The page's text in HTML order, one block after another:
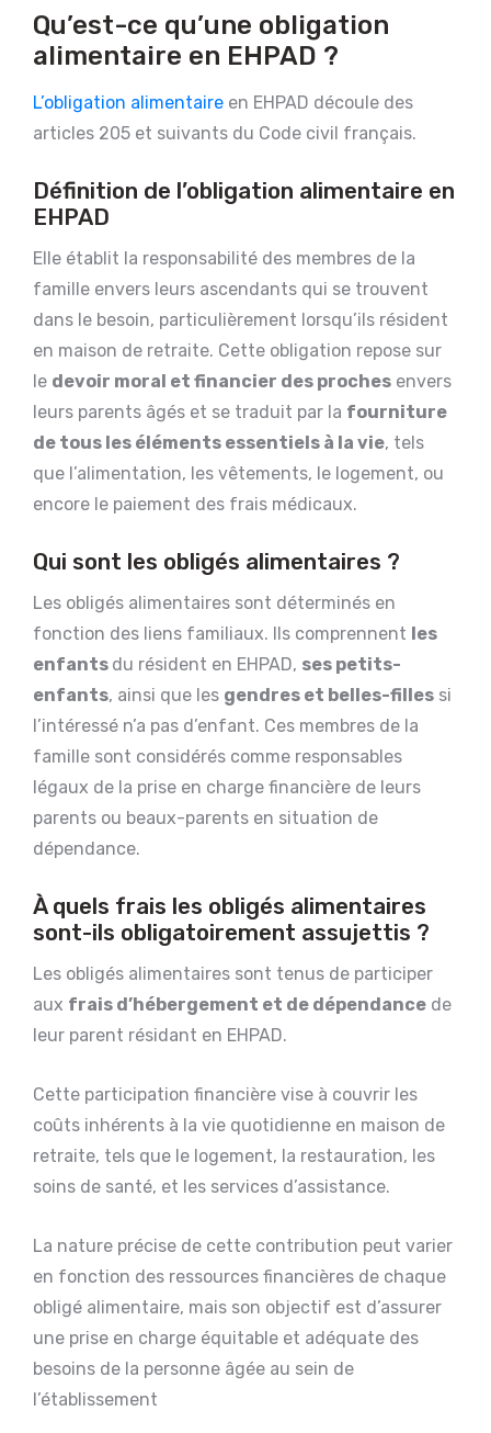
Qu’est-ce qu’une obligation
alimentaire en EHPAD ?
L’obligation alimentaire en EHPAD découle des
articles 205 et suivants du Code civil français.
Définition de l’obligation alimentaire en
EHPAD
Elle établit la responsabilité des membres de la
famille envers leurs ascendants qui se trouvent
dans le besoin, particulièrement lorsqu’ils résident
en maison de retraite. Cette obligation repose sur
le devoir moral et financier des proches envers
leurs parents âgés et se traduit par la fourniture
de tous les éléments essentiels à la vie, tels
que l’alimentation, les vêtements, le logement, ou
encore le paiement des frais médicaux.
Qui sont les obligés alimentaires ?
Les obligés alimentaires sont déterminés en
fonction des liens familiaux. Ils comprennent les
enfants du résident en EHPAD, ses petits-
enfants, ainsi que les gendres et belles-filles si
l’intéressé n’a pas d’enfant. Ces membres de la
famille sont considérés comme responsables
légaux de la prise en charge financière de leurs
parents ou beaux-parents en situation de
dépendance.
À quels frais les obligés alimentaires
sont-ils obligatoirement assujettis ?
Les obligés alimentaires sont tenus de participer
aux frais d’hébergement et de dépendance de
leur parent résidant en EHPAD.
Cette participation financière vise à couvrir les
coûts inhérents à la vie quotidienne en maison de
retraite, tels que le logement, la restauration, les
soins de santé, et les services d’assistance.
La nature précise de cette contribution peut varier
en fonction des ressources financières de chaque
obligé alimentaire, mais son objectif est d’assurer
une prise en charge équitable et adéquate des
besoins de la personne âgée au sein de
l’établissement